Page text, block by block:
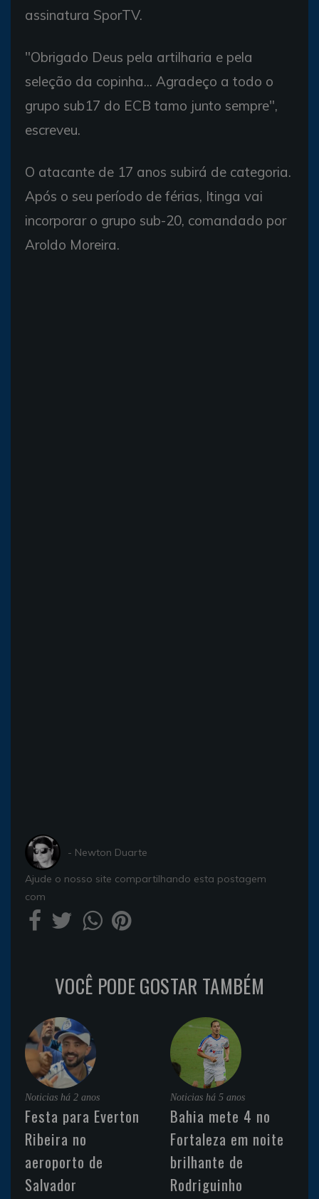
assinatura SporTV.
"Obrigado Deus pela artilharia e pela
seleção da copinha... Agradeço a todo o
grupo sub17 do ECB tamo junto sempre",
escreveu.
O atacante de 17 anos subirá de categoria.
Após o seu período de férias, Itinga vai
incorporar o grupo sub-20, comandado por
Aroldo Moreira.
- Newton Duarte
Ajude o nosso site compartilhando esta postagem
com
VOCÊ PODE GOSTAR TAMBÉM
Noticias há 2 anos
Festa para Everton
Ribeira no
aeroporto de
Salvador
Noticias há 5 anos
Bahia mete 4 no
Fortaleza em noite
brilhante de
Rodriguinho